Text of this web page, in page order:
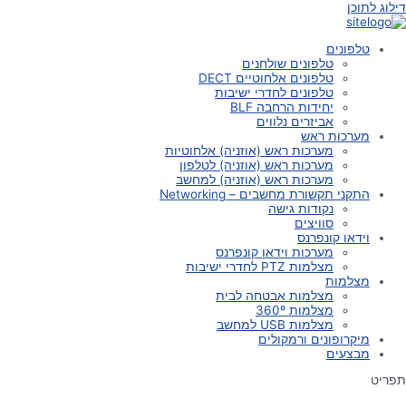
דילוג לתוכן
טלפונים
טלפונים שולחנים
טלפונים אלחוטיים DECT
טלפונים לחדרי ישיבות
יחידות הרחבה BLF
אביזרים נלווים
מערכות ראש
מערכות ראש (אוזניה) אלחוטיות
מערכות ראש (אוזניה) לטלפון
מערכות ראש (אוזניה) למחשב
התקני תקשורת מחשבים – Networking
נקודות גישה
סוויצים
וידאו קונפרנס
מערכות וידאו קונפרנס
מצלמות PTZ לחדרי ישיבות
מצלמות
מצלמות אבטחה לבית
מצלמות 360º
מצלמות USB למחשב
מיקרופונים ורמקולים
מבצעים
תפריט